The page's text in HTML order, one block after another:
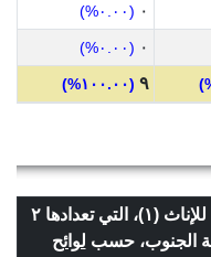
٠ (٠.٠٠%)
٠ (٠.٠٠%)
٩ (١٠٠.٠٠%)
إستعراض الأسماء المتميزة والفريدة للإناث (١)، التي تعدادها ٢
الجنوب، حسب لوائح